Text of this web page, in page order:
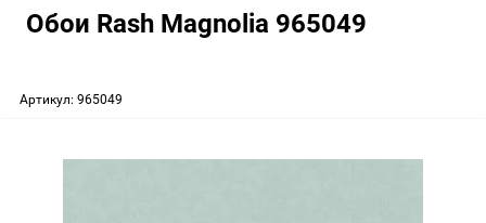
Обои Rash Magnolia 965049
Артикул: 965049